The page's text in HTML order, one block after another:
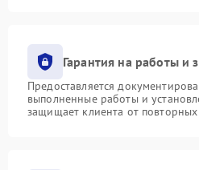
Гарантия на работы и
Предоставляется
выполненные работы и
защищает клиента от повторных